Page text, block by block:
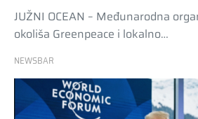
JUŽNI OCEAN – Međunarodna
okoliša Greenpeace i lokalno…
NEWSBAR